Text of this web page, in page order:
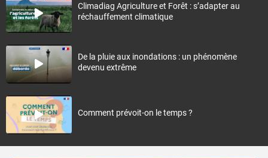
Climadiag Agriculture et Forêt : s’adapter au
réchauffement climatique
De la pluie aux inondations : un phénomène
devenu extrême
Comment prévoit-on le temps ?